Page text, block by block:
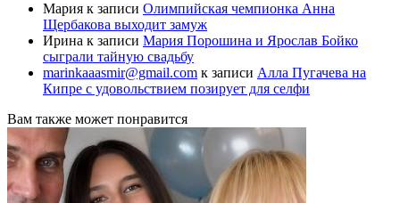
Мария к записи Олимпийская чемпионка Анна
Щербакова выходит замуж
Ирина к записи Мария Порошина и Ярослав Бойко
сыграли тайную свадьбу
marinkaaasmir@gmail.com к записи Алла Пугачева на
Кипре с удовольствием позирует для селфи
Вам также может понравится